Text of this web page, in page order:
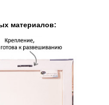
материалов: